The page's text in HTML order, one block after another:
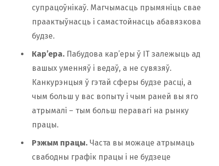
супрацоўнікаў. Магчымасць прымяніць свае
праактыўнасць і самастойнасць абавязкова
будзе.
Кар’ера. Пабудова кар’еры ў IT залежыць ад
вашых уменняў і ведаў, а не сувязяў.
Канкурэнцыя ў гэтай сферы будзе расці, а
чым больш у вас вопыту і чым раней вы яго
атрымалі – тым больш перавагі на рынку
працы.
Рэжым працы. Часта вы можаце атрымаць
свабодны графік працы і не будзеце